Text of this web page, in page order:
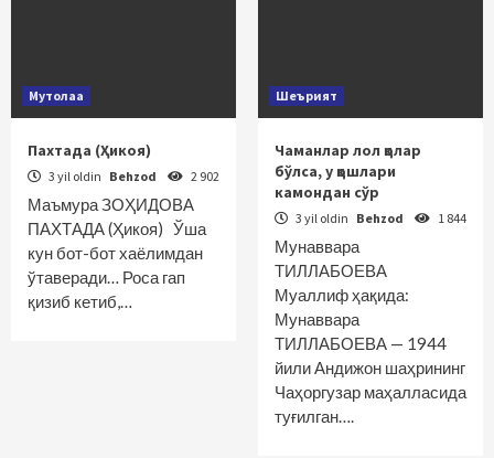
Мутолаа
Пахтада (Ҳикоя)
3 yil oldin Behzod 2 902
Маъмура ЗОҲИДОВА
ПАХТАДА (Ҳикоя) Ўша
кун бот-бот хаёлимдан
ўтаверади… Роса гап
қизиб кетиб,…
Шеърият
Чаманлар лол қолар
бўлса, у қошлари
камондан сўр
3 yil oldin Behzod 1 844
Мунаввара
ТИЛЛАБОЕВА
Муаллиф ҳақида:
Мунаввара
ТИЛЛАБОЕВА — 1944
йили Андижон шаҳрининг
Чаҳоргузар маҳалласида
туғилган….